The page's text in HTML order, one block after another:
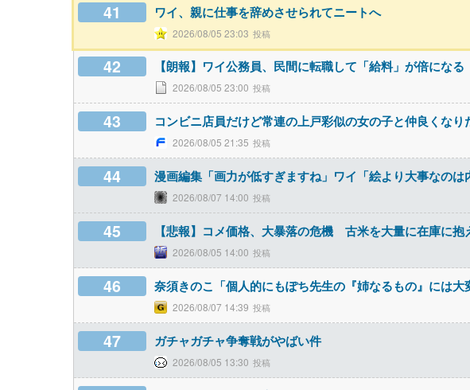
41 ワイ、親に仕事を辞めさせられてニートへ
2026/08/05 23:03
42 【朗報】ワイ公務員、民間に転職して「給料」が倍になる
2026/08/05 23:00
43 コンビニ店員だけど常連の上戸彩似の女の子と仲良くなり
2026/08/05 21:35
44 漫画編集「画力が低すぎますね」ワイ「絵より大事なの
2026/08/07 14:00
45 【悲報】コメ価格、大暴落の危機 古米を大量に在庫に
2026/08/05 14:00
46 奈須きのこ「個人的にもぽち先生の『姉なるもの』には大
2026/08/07 14:39
47 ガチャガチャ争奪戦がやばい件
2026/08/05 13:30